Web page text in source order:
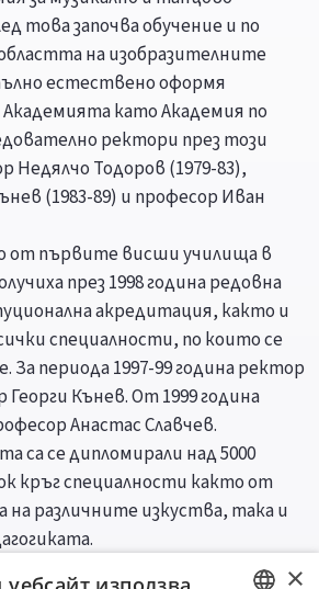
това започва обучение и по
на изобразителните
естествено оформя
като Академия по
ректори през този
Недялчо Тодоров (1979-83),
(1983-89) и професор Иван
от първите висши училища в
през 1998 година редовна
акредитация, както и
специалности, по които се
За периода 1997-99 година ректор
Кънев. От 1999 година
Анастас Славчев.
са се дипломирали над 5000
кръг специалности както от
различните изкуства, така и
×